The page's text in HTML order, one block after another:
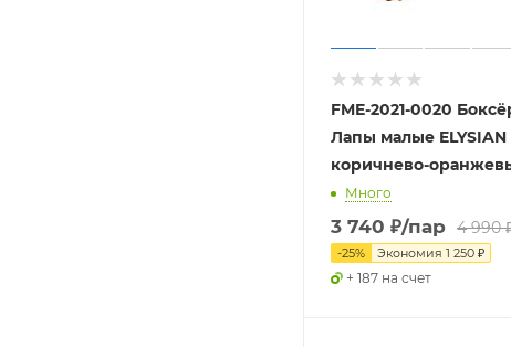
FME-2021-0020
Лапы малые ELYSIAN
коричнево-
Много
3 740 ₽/пар 4 990
-25% Экономия 1 250 ₽
+ 187 на счет